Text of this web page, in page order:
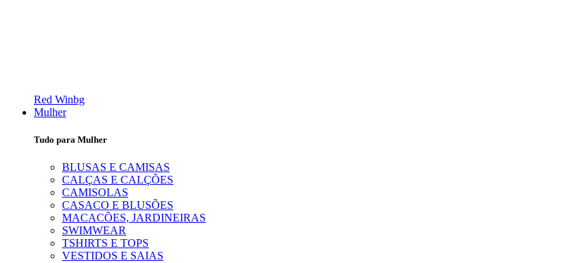
Red Winbg
Mulher
Tudo para Mulher
BLUSAS E CAMISAS
CALÇAS E CALÇÕES
CAMISOLAS
CASACO E BLUSÕES
MACACÕES, JARDINEIRAS
SWIMWEAR
TSHIRTS E TOPS
VESTIDOS E SAIAS